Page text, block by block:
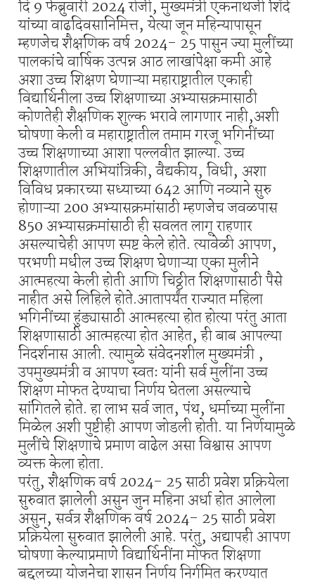
दि 9 फेब्रुवारी 2024 रोजी, मुख्यमंत्री एकनाथजी शिंदे
यांच्या वाढदिवसानिमित्त, येत्या जून महिन्यापासून
म्हणजेच शैक्षणिक वर्ष 2024- 25 पासुन ज्या मुलींच्या
पालकांचे वार्षिक उत्पन्न आठ लाखांपेक्षा कमी आहे
अशा उच्च शिक्षण घेणाऱ्या महाराष्ट्रातील एकाही
विद्यार्थिनीला उच्च शिक्षणाच्या अभ्यासक्रमासाठी
कोणतेही शैक्षणिक शुल्क भरावे लागणार नाही,अशी
घोषणा केली व महाराष्ट्रातील तमाम गरजू भगिनींच्या
उच्च शिक्षणाच्या आशा पल्लवीत झाल्या. उच्च
शिक्षणातील अभियांत्रिकी, वैद्यकीय, विधी, अशा
विविध प्रकारच्या सध्याच्या 642 आणि नव्याने सुरु
होणाऱ्या 200 अभ्यासक्रमांसाठी म्हणजेच जवळपास
850 अभ्यासक्रमांसाठी ही सवलत लागू राहणार
असल्याचेही आपण स्पष्ट केले होते. त्यावेळी आपण,
परभणी मधील उच्च शिक्षण घेणाऱ्या एका मुलीने
आत्महत्या केली होती आणि चिठ्ठीत शिक्षणासाठी पैसे
नाहीत असे लिहिले होते.आतापर्यंत राज्यात महिला
भगिनींच्या हुंड्यासाठी आत्महत्या होत होत्या परंतु आता
शिक्षणासाठी आत्महत्या होत आहेत, ही बाब आपल्या
निदर्शनास आली. त्यामुळे संवेदनशील मुख्यमंत्री ,
उपमुख्यमंत्री व आपण स्वतः यांनी सर्व मुलींना उच्च
शिक्षण मोफत देण्याचा निर्णय घेतला असल्याचे
सांगितले होते. हा लाभ सर्व जात, पंथ, धर्माच्या मुलींना
मिळेल अशी पुष्टीही आपण जोडली होती. या निर्णयामुळे
मुलींचे शिक्षणाचे प्रमाण वाढेल असा विश्वास आपण
व्यक्त केला होता.
परंतु, शैक्षणिक वर्ष 2024- 25 साठी प्रवेश प्रक्रियेला
सुरुवात झालेली असुन जुन महिना अर्धा होत आलेला
असुन, सर्वत्र शैक्षणिक वर्ष 2024- 25 साठी प्रवेश
प्रक्रियेला सुरुवात झालेली आहे. परंतु, अद्यापही आपण
घोषणा केल्याप्रमाणे विद्यार्थिनींना मोफत शिक्षणा
बद्दलच्या योजनेचा शासन निर्णय निर्गमित करण्यात